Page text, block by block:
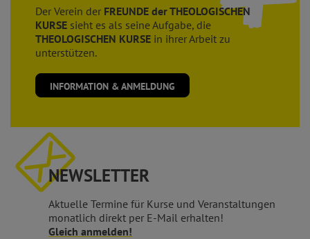
Der Verein der FREUNDE der THEOLOGISCHEN
KURSE sieht es als seine Aufgabe, die
THEOLOGISCHEN KURSE in ihrer Arbeit zu
unterstützen.
INFORMATION & ANMELDUNG
NEWSLETTER
Aktuelle Termine für Kurse und Veranstaltungen
monatlich direkt per E-Mail erhalten!
Gleich anmelden!